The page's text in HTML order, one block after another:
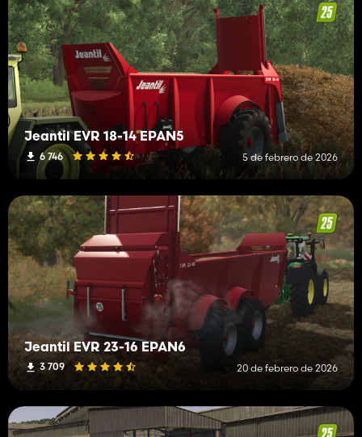
Jeantil EVR 18-14 EPAN5
6 746 5 de febrero de 2026
Jeantil EVR 23-16 EPAN6
3 709 20 de febrero de 2026